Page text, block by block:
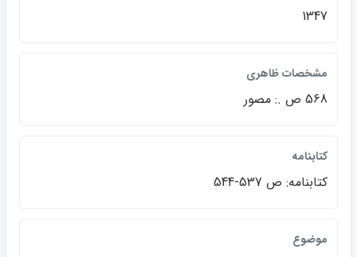
1347
مشخصات ظاهري
568 ص .: مصور
كتابنامه
كتابنامه: ص 537-544
موضوع